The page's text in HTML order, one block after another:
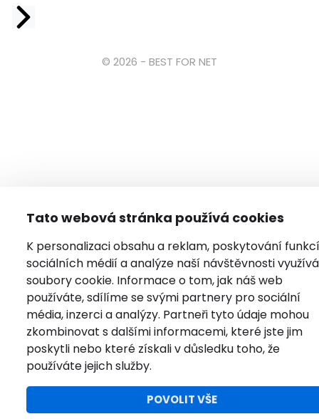
Tato webová stránka používá cookies
K personalizaci obsahu a reklam, poskytování funkcí
sociálních médií a analýze naší návštěvnosti
soubory cookie. Informace o tom, jak náš web
používáte, sdílíme se svými partnery pro sociální
média, inzerci a analýzy. Partneři tyto údaje mohou
zkombinovat s dalšími informacemi, které jste jim
poskytli nebo které získali v důsledku toho, že
používáte jejich služby.
POVOLIT VŠE
© 2026 - BEST FOR NET